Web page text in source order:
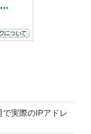
実際のIPアドレ